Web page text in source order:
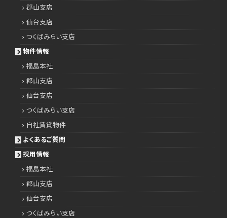
郡山支店
仙台支店
つくばみらい支店
物件情報
福島本社
郡山支店
仙台支店
つくばみらい支店
自社賃貸物件
よくあるご質問
採用情報
福島本社
郡山支店
仙台支店
つくばみらい支店